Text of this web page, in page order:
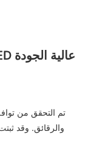
تم التحقق من